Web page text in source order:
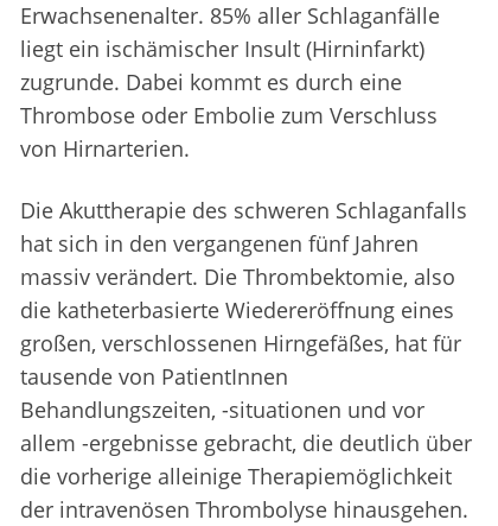
Erwachsenenalter. 85% aller Schlaganfälle
liegt ein ischämischer Insult (Hirninfarkt)
zugrunde. Dabei kommt es durch eine
Thrombose oder Embolie zum Verschluss
von Hirnarterien.
Die Akuttherapie des schweren Schlaganfalls
hat sich in den vergangenen fünf Jahren
massiv verändert. Die Thrombektomie, also
die katheterbasierte Wiedereröffnung eines
großen, verschlossenen Hirngefäßes, hat für
tausende von PatientInnen
Behandlungszeiten, -situationen und vor
allem -ergebnisse gebracht, die deutlich über
die vorherige alleinige Therapiemöglichkeit
der intravenösen Thrombolyse hinausgehen.